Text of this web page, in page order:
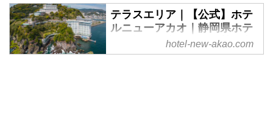
テラスエリア｜【公式】ホテ
ルニューアカオ｜静岡県ホテ
ル・旅館の宿泊予約（熱海市
周辺のリゾート宿泊施設）
hotel-new-akao.com